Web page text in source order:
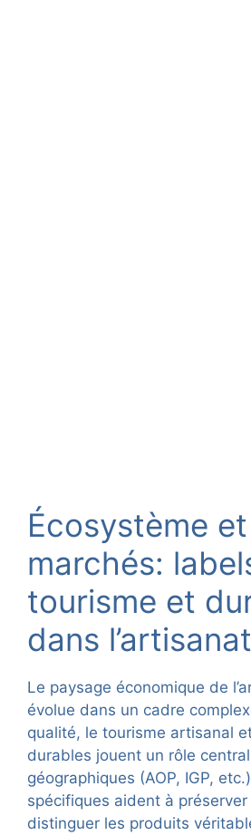
Écosystème et
marchés:
tourisme et
dans
Le paysage économique de
évolue dans un cadre
qualité, le tourisme artisanal
durables jouent un rôle
géographiques (AOP, IGP,
spécifiques aident à préserver
distinguer les produits